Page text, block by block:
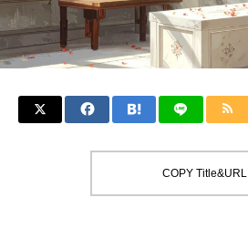
COPY Title&URL